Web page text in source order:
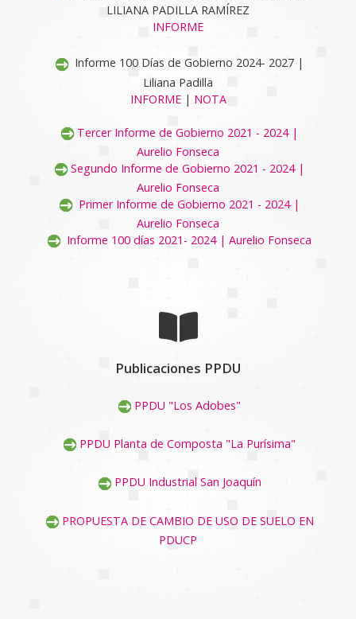
LILIANA PADILLA RAMÍREZ
INFORME
Informe 100 Días de Gobierno 2024- 2027 |
Liliana Padilla
INFORME| NOTA
Tercer Informe de Gobierno 2021 - 2024 |
Aurelio Fonseca
Segundo Informe de Gobierno 2021 - 2024 |
Aurelio Fonseca
Primer Informe de Gobierno 2021 - 2024 |
Aurelio Fonseca
Informe 100 días 2021- 2024 | Aurelio Fonseca
Publicaciones PPDU
PPDU "Los Adobes"
PPDU Planta de Composta "La Purísima"
PPDU Industrial San Joaquín
PROPUESTA DE CAMBIO DE USO DE SUELO EN
PDUCP